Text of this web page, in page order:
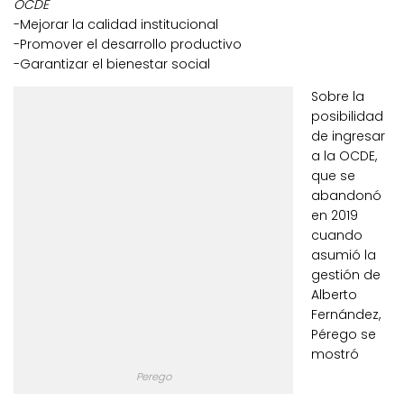
OCDE
-Mejorar la calidad institucional
-Promover el desarrollo productivo
-Garantizar el bienestar social
Perego
Sobre la
posibilidad
de ingresar
a la OCDE,
que se
abandonó
en 2019
cuando
asumió la
gestión de
Alberto
Fernández,
Pérego se
mostró